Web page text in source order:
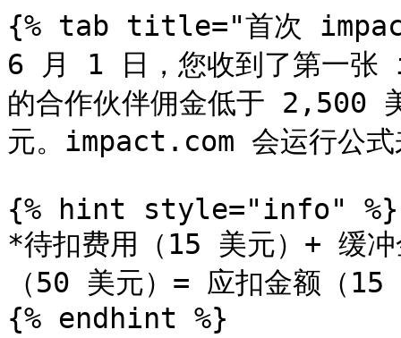
{% tab title="首次
6 月 1 日，您收到了第一张
的合作伙伴佣金低于 2,500
元。impact.com 会运行公式
{% hint style="info" %}
*待扣费用（15 美元）+ 缓
（50 美元）= 应扣金额（
{% endhint %}